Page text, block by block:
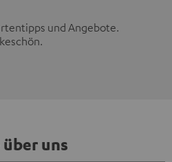
und Angebote.
über uns